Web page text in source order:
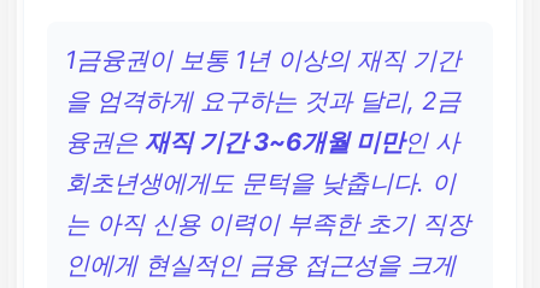
1금융권이 보통 1년 이상의 재직 기간
을 엄격하게 요구하는 것과 달리, 2금
융권은재직 기간 3~6개월 미만인 사
회초년생에게도 문턱을 낮춥니다. 이
는 아직 신용 이력이 부족한 초기 직장
인에게 현실적인 금융 접근성을 크게